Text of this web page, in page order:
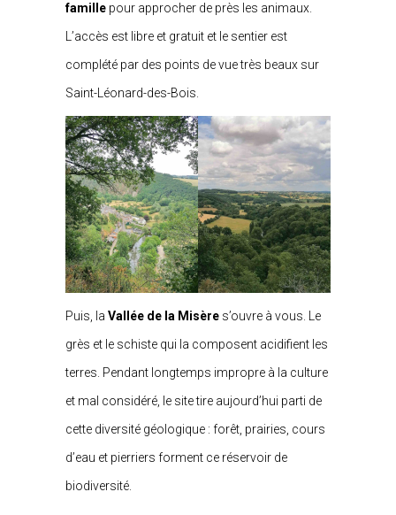
famille pour approcher de près les animaux.
L’accès est libre et gratuit et le sentier est
complété par des points de vue très beaux sur
Saint-Léonard-des-Bois.
Puis, la Vallée de la Misère s’ouvre à vous. Le
grès et le schiste qui la composent acidifient les
terres. Pendant longtemps impropre à la culture
et mal considéré, le site tire aujourd’hui parti de
cette diversité géologique : forêt, prairies, cours
d’eau et pierriers forment ce réservoir de
biodiversité.